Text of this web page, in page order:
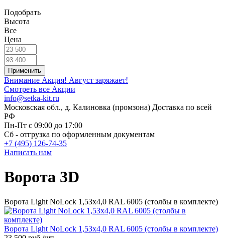
Подобрать
Высота
Все
Цена
Внимание Акция! Август заряжает!
Смотреть все Акции
info@setka-kit.ru
Московская обл., д. Калиновка (промзона) Доставка по всей
РФ
Пн-Пт с 09:00 до 17:00
Сб - отгрузка по оформленным документам
+7 (495) 126-74-35
Написать нам
Ворота 3D
Ворота Light NoLock 1,53х4,0 RAL 6005 (столбы в комплекте)
Ворота Light NoLock 1,53х4,0 RAL 6005 (столбы в комплекте)